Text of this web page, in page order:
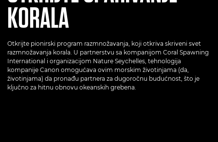
KORALA
Otkrijte pionirski program razmnožavanja, koji otkriva skriveni svet
razmnožavanja korala. U partnerstvu sa kompanijom Coral Spawning
International i organizacijom Nature Seychelles, tehnologija
kompanije Canon omogućava ovim morskim životinjama (da,
životinjama) da pronađu partnera za dugoročnu budućnost, što je
ključno za hitnu obnovu okeanskih grebena.